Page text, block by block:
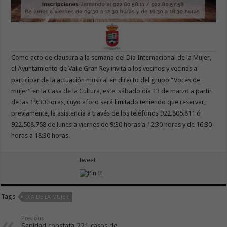
Como acto de clausura a la semana del Día Internacional de la Mujer,
el Ayuntamiento de Valle Gran Rey invita a los vecinos y vecinas a
participar de la actuación musical en directo del grupo “Voces de
mujer” en la Casa de la Cultura, este sábado día 13 de marzo a partir
de las 19:30 horas, cuyo aforo será limitado teniendo que reservar,
previamente, la asistencia a través de los teléfonos 922.805.811 ó
922.508.758 de lunes a viernes de 9:30 horas a 12:30 horas y de 16:30
horas a 18:30 horas.
tweet
Tags DÍA DE LA MUJER
Previous